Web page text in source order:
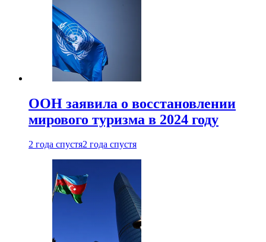
ООН заявила о восстановлении
мирового туризма в 2024 году
2 года спустя2 года спустя